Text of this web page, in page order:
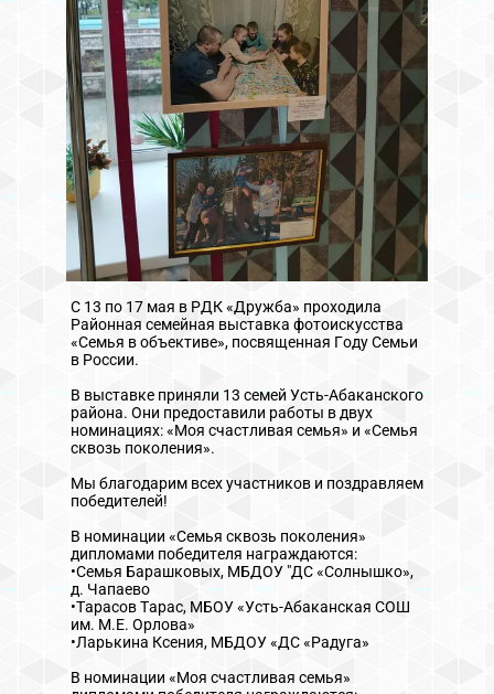
С 13 по 17 мая в РДК «Дружба» проходила
Районная семейная выставка фотоискусства
«Семья в объективе», посвященная Году Семьи
в России.
В выставке приняли 13 семей Усть-Абаканского
района. Они предоставили работы в двух
номинациях: «Моя счастливая семья» и «Семья
сквозь поколения».
Мы благодарим всех участников и поздравляем
победителей!
В номинации «Семья сквозь поколения»
дипломами победителя награждаются:
•Семья Барашковых, МБДОУ "ДС «Солнышко»,
д. Чапаево
•Тарасов Тарас, МБОУ «Усть-Абаканская СОШ
им. М.Е. Орлова»
•Ларькина Ксения, МБДОУ «ДС «Радуга»
В номинации «Моя счастливая семья»